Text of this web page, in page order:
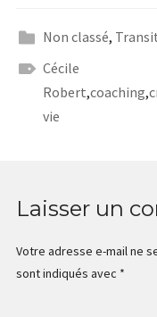
Non classé,
Cécile
Robert,coaching,
vie
Laisser un
Votre adresse e-mail ne
sont indiqués avec *